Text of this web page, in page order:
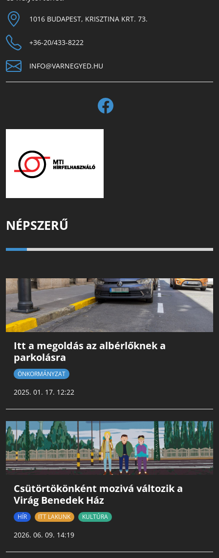
1016 BUDAPEST, KRISZTINA KRT. 73.
+36-20/433-8222
INFO@VARNEGYED.HU
NÉPSZERŰ
Itt a megoldás az albérlőknek a
parkolásra
ÖNKORMÁNYZAT
2025. 01. 17. 12:22
Csütörtökönként mozivá változik a
Virág Benedek Ház
HÍR ITT LAKUNK KULTÚRA
2026. 06. 09. 14:19